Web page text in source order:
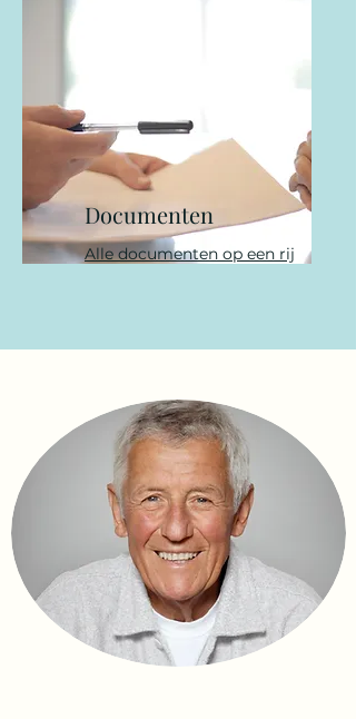
Documenten
Alle documenten op een rij